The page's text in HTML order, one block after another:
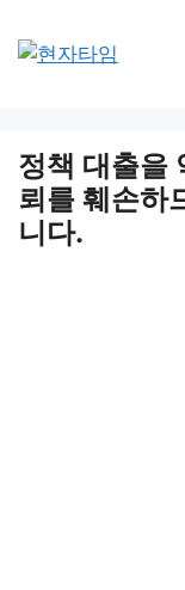
정책 대출을
뢰를 훼손하
니다.